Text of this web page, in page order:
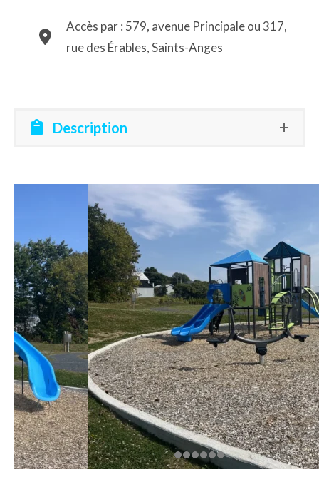
Accès par : 579, avenue Principale ou 317,
rue des Érables, Saints-Anges
Description